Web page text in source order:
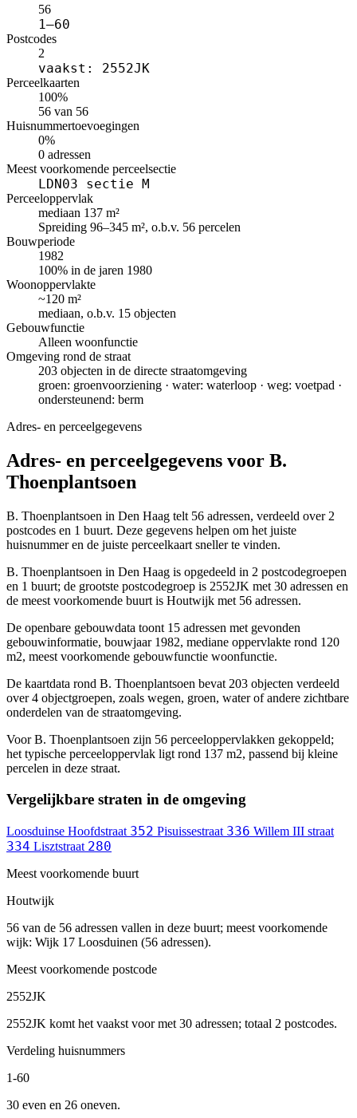
56
1–60
Postcodes
2
vaakst: 2552JK
Perceelkaarten
100%
56 van 56
Huisnummertoevoegingen
0%
0 adressen
Meest voorkomende perceelsectie
LDN03 sectie M
Perceeloppervlak
mediaan 137 m²
Spreiding 96–345 m², o.b.v. 56 percelen
Bouwperiode
1982
100% in de jaren 1980
Woonoppervlakte
~120 m²
mediaan, o.b.v. 15 objecten
Gebouwfunctie
Alleen woonfunctie
Omgeving rond de straat
203 objecten in de directe straatomgeving
groen: groenvoorziening · water: waterloop · weg: voetpad ·
ondersteunend: berm
Adres- en perceelgegevens
Adres- en perceelgegevens voor B.
Thoenplantsoen
B. Thoenplantsoen in Den Haag telt 56 adressen, verdeeld over 2
postcodes en 1 buurt. Deze gegevens helpen om het juiste
huisnummer en de juiste perceelkaart sneller te vinden.
B. Thoenplantsoen in Den Haag is opgedeeld in 2 postcodegroepen
en 1 buurt; de grootste postcodegroep is 2552JK met 30 adressen en
de meest voorkomende buurt is Houtwijk met 56 adressen.
De openbare gebouwdata toont 15 adressen met gevonden
gebouwinformatie, bouwjaar 1982, mediane oppervlakte rond 120
m2, meest voorkomende gebouwfunctie woonfunctie.
De kaartdata rond B. Thoenplantsoen bevat 203 objecten verdeeld
over 4 objectgroepen, zoals wegen, groen, water of andere zichtbare
onderdelen van de straatomgeving.
Voor B. Thoenplantsoen zijn 56 perceeloppervlakken gekoppeld;
het typische perceeloppervlak ligt rond 137 m2, passend bij kleine
percelen in deze straat.
Vergelijkbare straten in de omgeving
Loosduinse Hoofdstraat 352 Pisuissestraat 336 Willem III straat
334 Lisztstraat 280
Meest voorkomende buurt
Houtwijk
56 van de 56 adressen vallen in deze buurt; meest voorkomende
wijk: Wijk 17 Loosduinen (56 adressen).
Meest voorkomende postcode
2552JK
2552JK komt het vaakst voor met 30 adressen; totaal 2 postcodes.
Verdeling huisnummers
1-60
30 even en 26 oneven.